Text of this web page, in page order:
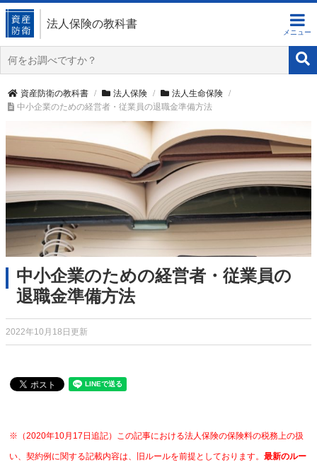
法人保険の教科書
資産防衛の教科書 法人保険
法人生命保険
中小企業のための経営者・従業員の退職金準備方法
中小企業のための経営者・従業員の
退職金準備方法
2022年10月18日更新
※（2020年10月17日追記）この記事における法人保険の保険料の税務上の扱
い、契約例に関する記載内容は、旧ルールを前提としております。 最新のルー